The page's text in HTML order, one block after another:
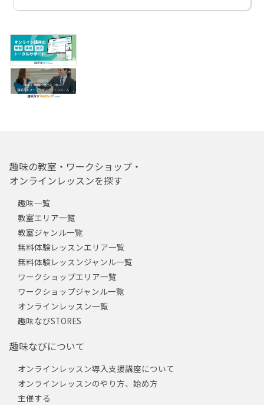
趣味の教室・ワークショップ・
オンラインレッスンを探す
趣味一覧
教室エリア一覧
教室ジャンル一覧
無料体験レッスンエリア一覧
無料体験レッスンジャンル一覧
ワークショップエリア一覧
ワークショップジャンル一覧
オンラインレッスン一覧
趣味なびSTORES
趣味なびについて
オンラインレッスン導入支援講座について
オンラインレッスンのやり方、始め方
主催する